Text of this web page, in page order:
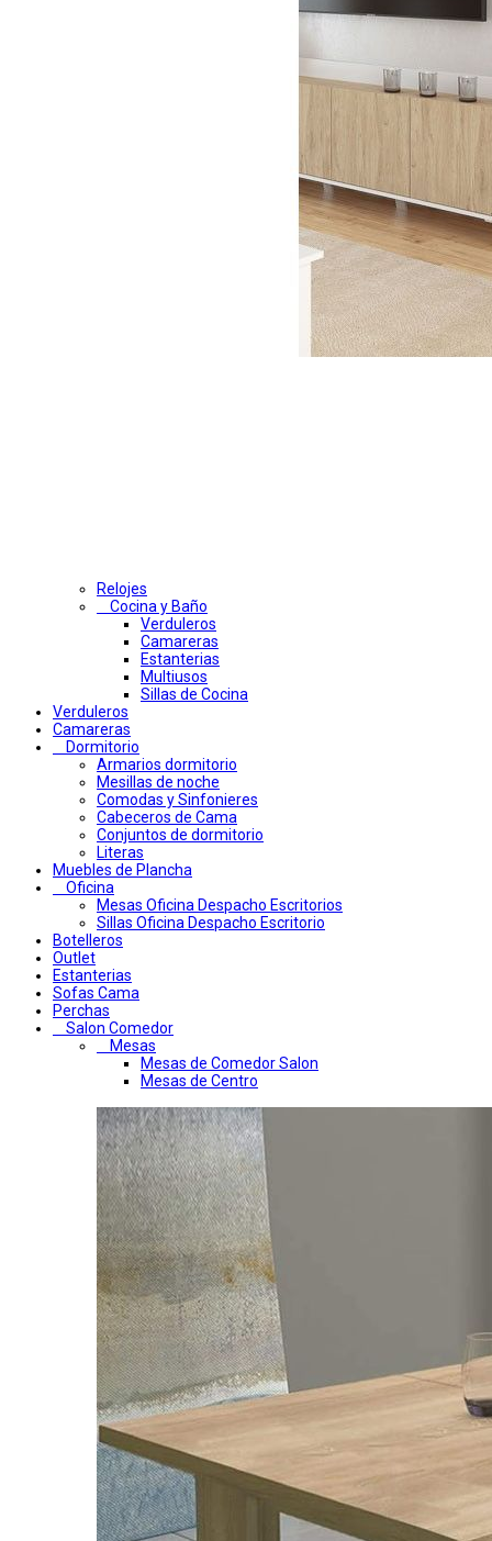
Relojes
Cocina y Baño
Verduleros
Camareras
Estanterias
Multiusos
Sillas de Cocina
Verduleros
Camareras
Dormitorio
Armarios dormitorio
Mesillas de noche
Comodas y Sinfonieres
Cabeceros de Cama
Conjuntos de dormitorio
Literas
Muebles de Plancha
Oficina
Mesas Oficina Despacho Escritorios
Sillas Oficina Despacho Escritorio
Botelleros
Outlet
Estanterias
Sofas Cama
Perchas
Salon Comedor
Mesas
Mesas de Comedor Salon
Mesas de Centro